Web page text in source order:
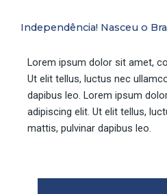
Independência! Nasceu o
Lorem ipsum dolor sit amet,
Ut elit tellus, luctus nec
dapibus leo. Lorem ipsum
adipiscing elit. Ut elit tellus,
mattis, pulvinar dapibus leo.